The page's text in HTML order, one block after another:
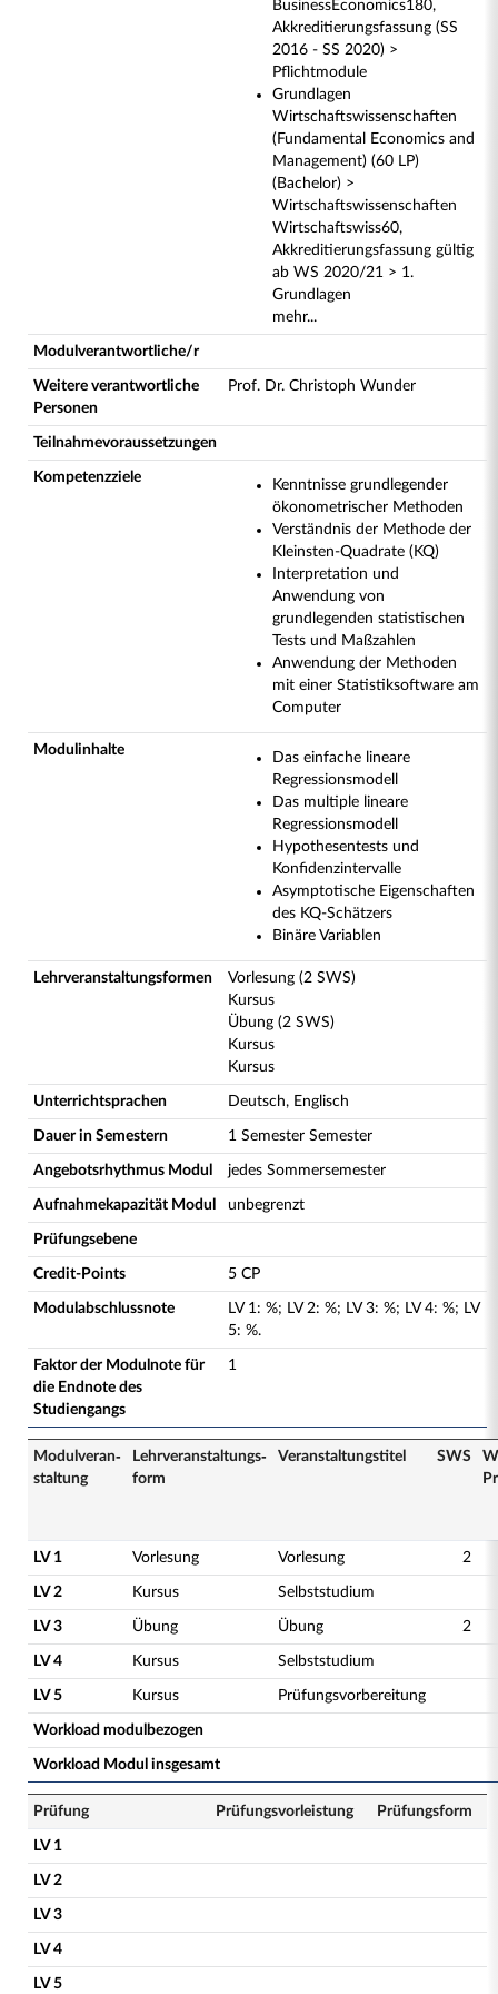
BusinessEconomics180,
Akkreditierungsfassung (SS
2016 - SS 2020) >
Pflichtmodule
Grundlagen
Wirtschaftswissenschaften
(Fundamental Economics and
Management) (60 LP)
(Bachelor) >
Wirtschaftswissenschaften
Wirtschaftswiss60,
Akkreditierungsfassung gültig
ab WS 2020/21 > 1.
Grundlagen
mehr...
Modulverantwortliche/r
Weitere verantwortliche
Personen
Prof. Dr. Christoph Wunder
Teilnahmevoraussetzungen
Kompetenzziele
Kenntnisse grundlegender
ökonometrischer Methoden
Verständnis der Methode der
Kleinsten-Quadrate (KQ)
Interpretation und
Anwendung von
grundlegenden statistischen
Tests und Maßzahlen
Anwendung der Methoden
mit einer Statistiksoftware am
Computer
Modulinhalte
Das einfache lineare
Regressionsmodell
Das multiple lineare
Regressionsmodell
Hypothesentests und
Konfidenzintervalle
Asymptotische Eigenschaften
des KQ-Schätzers
Binäre Variablen
Lehrveranstaltungsformen
Vorlesung (2 SWS)
Kursus
Übung (2 SWS)
Kursus
Kursus
Unterrichtsprachen Deutsch, Englisch
Dauer in Semestern 1 Semester Semester
Angebotsrhythmus Modul jedes Sommersemester
Aufnahmekapazität Modul unbegrenzt
Prüfungsebene
Credit-Points 5 CP
Modulabschlussnote LV 1: %; LV 2: %; LV 3: %; LV 4: %; LV
5: %.
Faktor der Modulnote für
die Endnote des
Studiengangs
1
Modulveran­
staltung
Lehrveranstaltungs­
form
Veranstaltungs­titel SWS
LV 1 Vorlesung Vorlesung 2
LV 2 Kursus Selbststudium
LV 3 Übung Übung 2
LV 4 Kursus Selbststudium
LV 5 Kursus Prüfungsvorbereitung
Workload modulbezogen
Workload Modul insgesamt
Prüfung Prüfungsvorleistung Prüfungsform
LV 1
LV 2
LV 3
LV 4
LV 5